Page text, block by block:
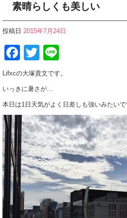
素晴らしくも美しい
投稿日 2015年7月24日
Facebook
Twitter
Lifxcの大塚貴文です。
いっきに暑さが…
本日は1日天気がよく日差しも強いみたい